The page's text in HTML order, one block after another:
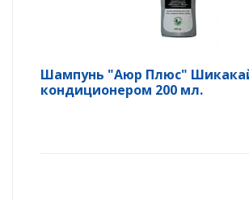
Шампунь "Аюр Плюс"
кондиционером 200 мл.